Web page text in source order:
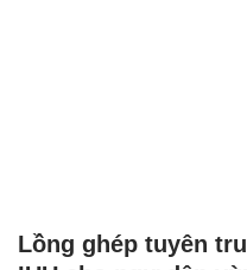
Lồng ghép tuyên